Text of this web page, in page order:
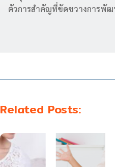
ตัวการสำคัญที่ขัดขวางการพัฒ
Related Posts: